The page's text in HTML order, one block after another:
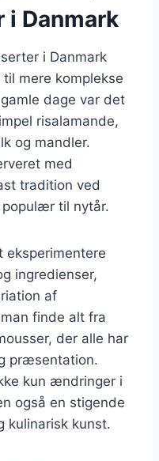
Danmark
i Danmark
mere komplekse
dage var det
risalamande,
og mandler.
med
tradition ved
til nytår.
eksperimentere
ingredienser,
af
finde alt fra
der alle har
præsentation.
kun ændringer i
også en stigende
kulinarisk kunst.